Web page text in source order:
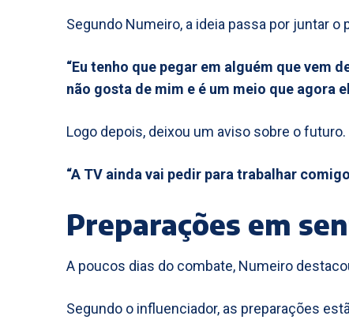
Segundo Numeiro, a ideia passa por juntar
“Eu tenho que pegar em alguém que vem
não gosta de mim e é um meio que agora
Logo depois, deixou um aviso sobre o futuro.
“A TV ainda vai pedir para trabalhar
Preparações em
A poucos dias do combate, Numeiro
Segundo o influenciador, as preparações